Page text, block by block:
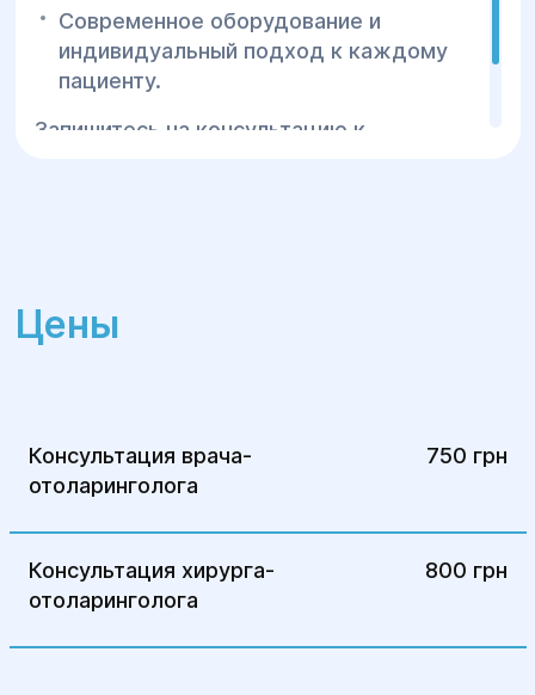
Современное оборудование и
индивидуальный подход к каждому
пациенту.
Запишитесь на консультацию к
Цены
Консультация врача-
отоларинголога
750 грн
Консультация хирурга-
отоларинголога
800 грн